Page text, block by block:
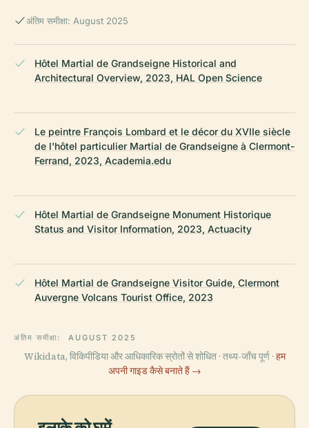
अंतिम समीक्षा: August 2025
Hôtel Martial de Grandseigne Historical and
Architectural Overview, 2023, HAL Open Science
Le peintre François Lombard et le décor du XVIIe siècle
de l'hôtel particulier Martial de Grandseigne à Clermont-
Ferrand, 2023, Academia.edu
Hôtel Martial de Grandseigne Monument Historique
Status and Visitor Information, 2023, Actuacity
Hôtel Martial de Grandseigne Visitor Guide, Clermont
Auvergne Volcans Tourist Office, 2023
अंतिम समीक्षा: AUGUST 2025
Wikidata, विकिपीडिया और आधिकारिक स्रोतों से शोधित · तथ्य-जाँच पूर्ण · हम
अपनी गाइड कैसे बनाते हैं →